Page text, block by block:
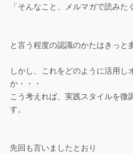
「そんなこと、メルマガで読みた
と言う程度の認識のかたはきっと
しかし、これをどのように活用し
か・・・
こう考えれば、実践スタイルを微
す。
先回も言いましたとおり